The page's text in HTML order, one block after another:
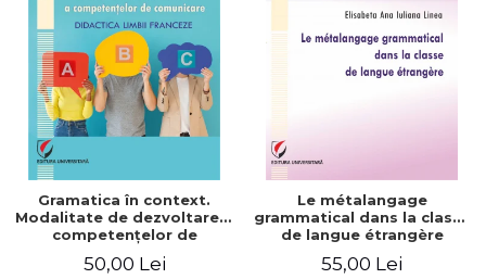
Gramatica în context.
Modalitate de dezvoltare a
competenţelor de
limbii franceze
50,00 Lei
Le métalangage
grammatical dans la classe
de langue étrangère
55,00 Lei